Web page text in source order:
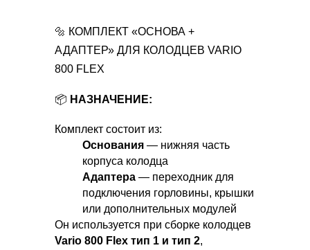
🔩 КОМПЛЕКТ «ОСНОВА +
АДАПТЕР» ДЛЯ КОЛОДЦЕВ VARIO
800 FLEX
📦 НАЗНАЧЕНИЕ:
Комплект состоит из:
Основания — нижняя часть
корпуса колодца
Адаптера — переходник для
подключения горловины, крышки
или дополнительных модулей
Он используется при сборке колодцев
Vario 800 Flex тип 1 и тип 2,